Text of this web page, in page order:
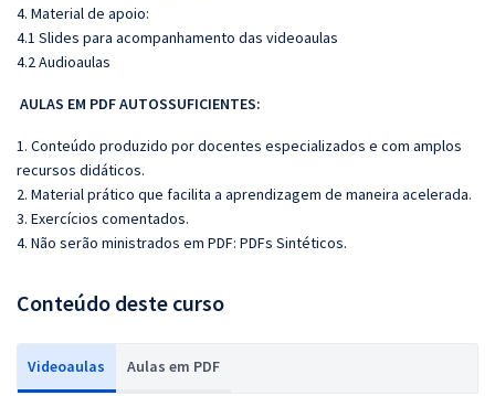
4. Material de apoio:
4.1 Slides para acompanhamento das videoaulas
4.2 Audioaulas
AULAS EM PDF AUTOSSUFICIENTES:
1. Conteúdo produzido por docentes especializados e com amplos
recursos didáticos.
2. Material prático que facilita a aprendizagem de maneira acelerada.
3. Exercícios comentados.
4. Não serão ministrados em PDF: PDFs Sintéticos.
Conteúdo deste curso
Videoaulas Aulas em PDF